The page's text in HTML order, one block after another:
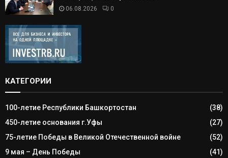
06.08.2026 0
КАТЕГОРИИ
100-летие Республики Башкортостан
(38)
450-летие основания г.Уфы
(27)
75-летие Победы в Великой Отечественной войне
(52)
9 мая – День Победы
(41)